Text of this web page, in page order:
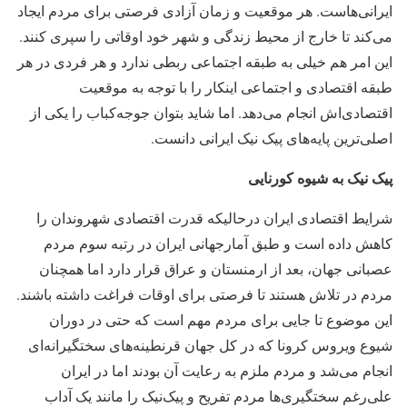
ایرانی‌هاست. هر موقعیت و زمان آزادی فرصتی برای مردم ایجاد
می‌کند تا خارج از محیط زندگی و شهر خود اوقاتی را سپری کنند.
این امر هم خیلی به طبقه اجتماعی ربطی ندارد و هر فردی در هر
طبقه اقتصادی و اجتماعی اینکار را با توجه به موقعیت
اقتصادی‌اش انجام می‌دهد. اما شاید بتوان جوجه‌کباب را یکی از
اصلی‌ترین پایه‌های پیک نیک ایرانی دانست.
پیک نیک به شیوه کورنایی
شرایط اقتصادی ایران درحالیکه قدرت اقتصادی شهروندان را
کاهش داده است و طبق آمارجهانی ایران در رتبه سوم مردم
عصبانی جهان، بعد از ارمنستان و عراق قرار دارد اما همچنان
مردم در تلاش هستند تا فرصتی برای اوقات فراغت داشته باشند.
این موضوع تا جایی برای مردم مهم است که حتی در دوران
شیوع ویروس کرونا که در کل جهان قرنطینه‌های سختگیرانه‌ای
انجام می‌شد و مردم ملزم به رعایت آن بودند اما در ایران
علی‌رغم سختگیری‌ها مردم تفریح و پیک‌نیک را مانند یک آداب